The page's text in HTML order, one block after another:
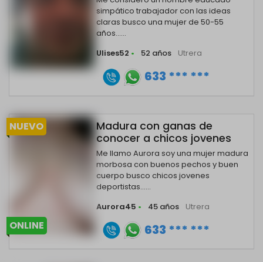
simpático trabajador con las ideas
claras busco una mujer de 50-55
años......
Ulises52 • 52 años Utrera
633 *** ***
NUEVO
ONLINE
Madura con ganas de
conocer a chicos jovenes
Me llamo Aurora soy una mujer madura
morbosa con buenos pechos y buen
cuerpo busco chicos jovenes
deportistas......
Aurora45 • 45 años Utrera
633 *** ***